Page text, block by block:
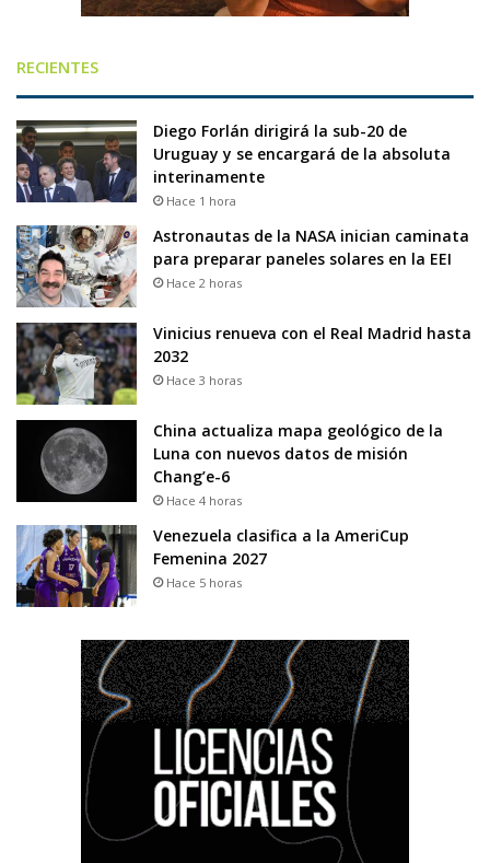
RECIENTES
Diego Forlán dirigirá la sub-20 de
Uruguay y se encargará de la absoluta
interinamente
Hace 1 hora
Astronautas de la NASA inician caminata
para preparar paneles solares en la EEI
Hace 2 horas
Vinicius renueva con el Real Madrid hasta
2032
Hace 3 horas
China actualiza mapa geológico de la
Luna con nuevos datos de misión
Chang’e-6
Hace 4 horas
Venezuela clasifica a la AmeriCup
Femenina 2027
Hace 5 horas